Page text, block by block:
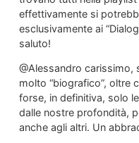
effettivamente si
esclusivamente ai
saluto!
@Alessandro
molto “biografico”, oltre
forse, in definitiva, solo
dalle nostre profondità,
anche agli altri. Un